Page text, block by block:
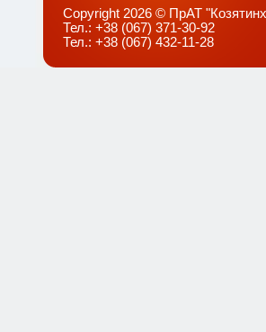
Copyright 2026 © ПрАТ
Тел.: +38 (067) 371-30-92
Тел.: +38 (067) 432-11-28